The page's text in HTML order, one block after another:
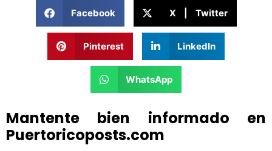
Facebook X | Twitter
Pinterest LinkedIn
WhatsApp
Mantente bien informado en
Puertoricoposts.com